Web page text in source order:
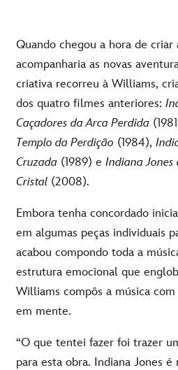
Quando chegou a hora de criar
acompanharia as novas
criativa recorreu à Williams,
dos quatro filmes anteriores:
Caçadores da Arca Perdida
Templo da Perdição (1984),
Cruzada (1989) e Indiana Jones
Cristal (2008).
Embora tenha concordado
em algumas peças individuais
acabou compondo toda a
estrutura emocional que
Williams compôs a música
em mente.
“O que tentei fazer foi trazer
para esta obra. Indiana Jones